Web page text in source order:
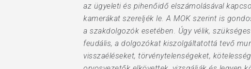
az ügyeleti és pihenőidő elszámolásával
kamerákat szereljék le. A MOK szerint is
a szakdolgozók esetében. Úgy vélik,
feudális, a dolgozókat kiszolgáltatottá tevő
visszaéléseket, törvénytelenségeket,